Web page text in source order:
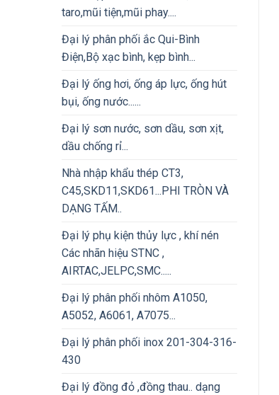
taro,mũi tiện,mũi phay....
Đại lý phân phối ắc Qui-Bình
Điện,Bộ xạc bình, kẹp bình...
Đại lý ống hơi, ống áp lực, ống hút
bụi, ống nước......
Đại lý sơn nước, sơn dầu, sơn xịt,
dầu chống rỉ...
Nhà nhập khẩu thép CT3,
C45,SKD11,SKD61...PHI TRÒN VÀ
DẠNG TẤM..
Đại lý phụ kiện thủy lực , khí nén
Các nhãn hiệu STNC ,
AIRTAC,JELPC,SMC.....
Đại lý phân phối nhôm A1050,
A5052, A6061, A7075...
Đại lý phân phối inox 201-304-316-
430
Đại lý đồng đỏ ,đồng thau.. dạng